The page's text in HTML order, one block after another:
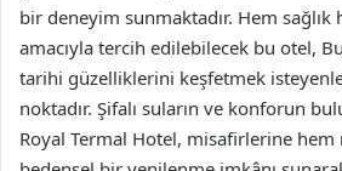
bir deneyim sunmaktadır. Hem
amacıyla tercih edilebilecek bu otel,
tarihi güzelliklerini keşfetmek
noktadır. Şifalı suların ve konforun
Royal Termal Hotel, misafirlerine hem